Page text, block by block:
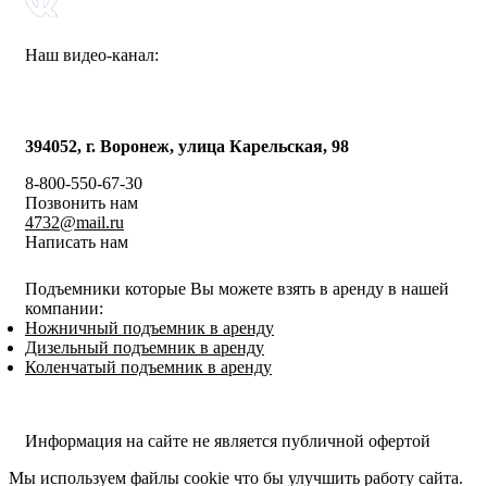
Наш видео-канал:
394052, г. Воронеж, улица Карельская, 98
8-800-550-67-30
Позвонить нам
4732@mail.ru
Написать нам
Подъемники которые Вы можете взять в аренду в нашей
компании:
Ножничный подъемник в аренду
Дизельный подъемник в аренду
Коленчатый подъемник в аренду
Информация на сайте не является публичной офертой
Мы используем файлы cookie что бы улучшить работу сайта.